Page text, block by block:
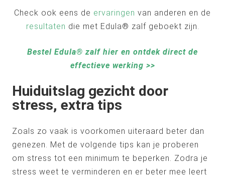
Check ook eens de ervaringen van anderen en de
resultaten die met Edula® zalf geboekt zijn.
Bestel Edula® zalf hier en ontdek direct de
effectieve werking >>
Huiduitslag gezicht door
stress, extra tips
Zoals zo vaak is voorkomen uiteraard beter dan
genezen. Met de volgende tips kan je proberen
om stress tot een minimum te beperken. Zodra je
stress weet te verminderen en er beter mee leert